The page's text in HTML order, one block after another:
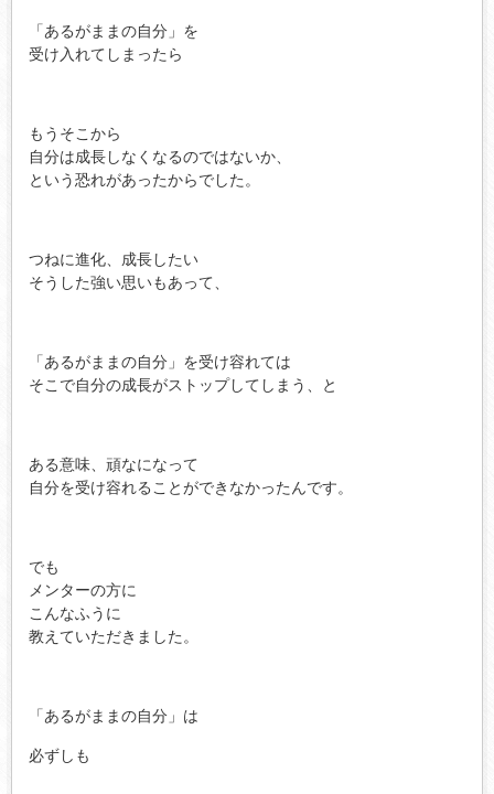
「あるがままの自分」を
受け入れてしまったら
もうそこから
自分は成長しなくなるのではないか、
という恐れがあったからでした。
つねに進化、成長したい
そうした強い思いもあって、
「あるがままの自分」を受け容れては
そこで自分の成長がストップしてしまう、と
ある意味、頑なになって
自分を受け容れることができなかったんです。
でも
メンターの方に
こんなふうに
教えていただきました。
「あるがままの自分」は
必ずしも